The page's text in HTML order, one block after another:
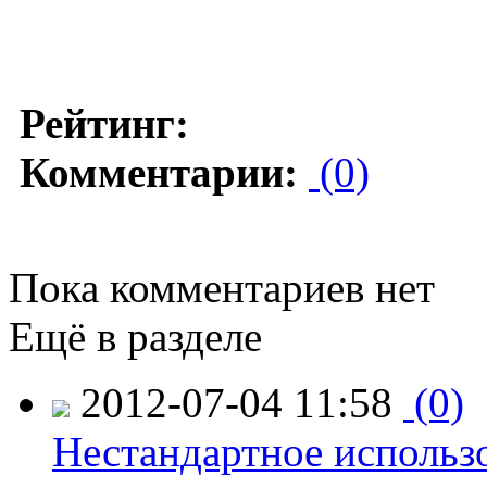
Рейтинг:
Комментарии: (0)
Пока комментариев нет
Ещё в разделе
2012-07-04 11:58 (0)
Нестандартное